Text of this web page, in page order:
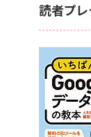
読者プレ